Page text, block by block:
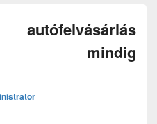
mindig